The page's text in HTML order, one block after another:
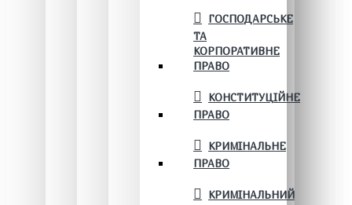
ГОСПОДАРСЬКЕ
ТА
КОРПОРАТИВНЕ
ПРАВО
КОНСТИТУЦІЙНЕ
ПРАВО
КРИМІНАЛЬНЕ
ПРАВО
КРИМІНАЛЬНИЙ